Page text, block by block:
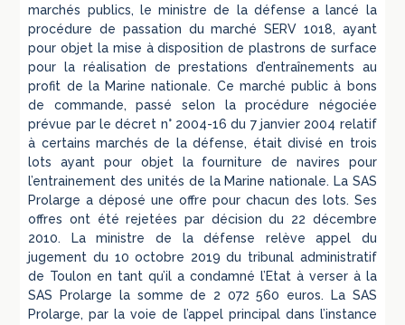
marchés publics, le ministre de la défense a lancé la
procédure de passation du marché SERV 1018, ayant
pour objet la mise à disposition de plastrons de surface
pour la réalisation de prestations d’entraînements au
profit de la Marine nationale. Ce marché public à bons
de commande, passé selon la procédure négociée
prévue par le décret n° 2004-16 du 7 janvier 2004 relatif
à certains marchés de la défense, était divisé en trois
lots ayant pour objet la fourniture de navires pour
l’entrainement des unités de la Marine nationale. La SAS
Prolarge a déposé une offre pour chacun des lots. Ses
offres ont été rejetées par décision du 22 décembre
2010. La ministre de la défense relève appel du
jugement du 10 octobre 2019 du tribunal administratif
de Toulon en tant qu’il a condamné l’Etat à verser à la
SAS Prolarge la somme de 2 072 560 euros. La SAS
Prolarge, par la voie de l’appel principal dans l’instance